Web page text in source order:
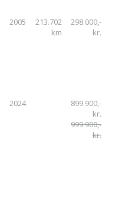
2005
213.702
km
298.000,-
kr.
2024
899.900,-
kr.
999.900,-
kr.